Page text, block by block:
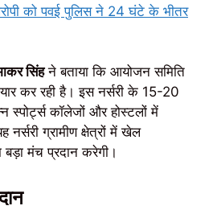
को पवई पुलिस ने 24 घंटे के भीतर
सिंहने बताया कि आयोजन समिति
कर रही है। इस नर्सरी के 15-20
स्पोर्ट्स कॉलेजों और होस्टलों में
नर्सरी ग्रामीण क्षेत्रों में खेल
मंच प्रदान करेगी।